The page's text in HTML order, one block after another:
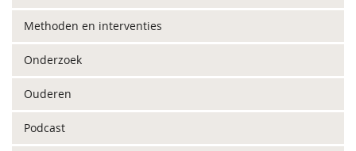
Methoden en interventies
Onderzoek
Ouderen
Podcast